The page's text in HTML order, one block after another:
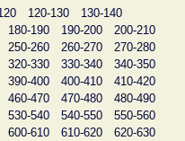
120-130
130-140
180-190 190-200
200-210
250-260 260-270
270-280
320-330 330-340
340-350
390-400 400-410
410-420
460-470 470-480
480-490
530-540 540-550
550-560
600-610 610-620
620-630